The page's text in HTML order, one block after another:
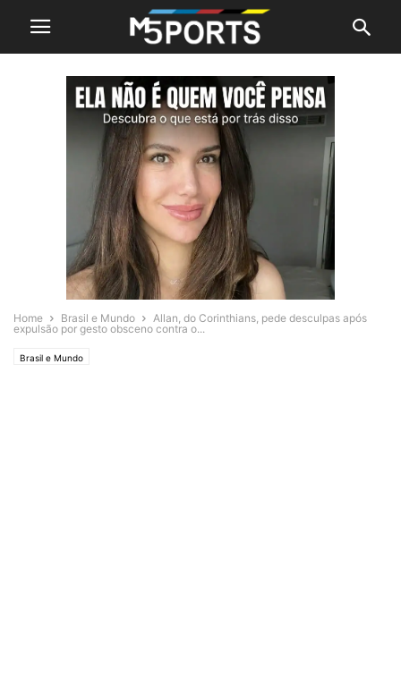
Home Brasil e Mundo
Allan, do Corinthians, pede desculpas após
expulsão por gesto obsceno contra o...
Brasil e Mundo